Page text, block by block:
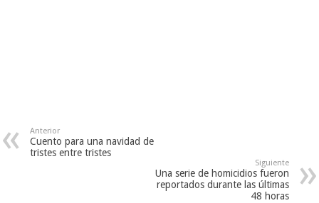
Anterior
Cuento para una navidad de
tristes entre tristes
Siguiente
Una serie de homicidios fueron
reportados durante las últimas
48 horas